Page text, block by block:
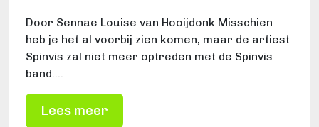
Door Sennae Louise van Hooijdonk Misschien
heb je het al voorbij zien komen, maar de artiest
Spinvis zal niet meer optreden met de Spinvis
band.…
Lees meer